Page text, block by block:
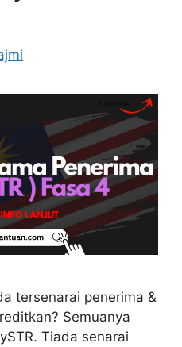
tersenarai penerima &
Semuanya
Tiada senarai